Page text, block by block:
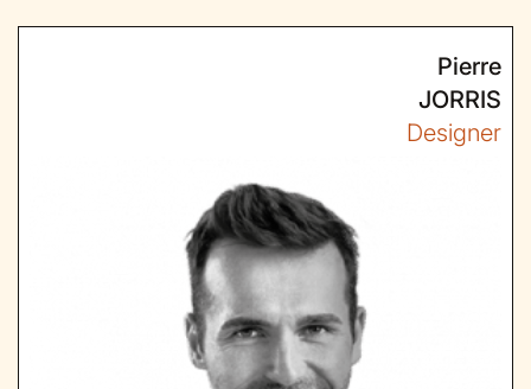
Pierre
JORRIS
Designer